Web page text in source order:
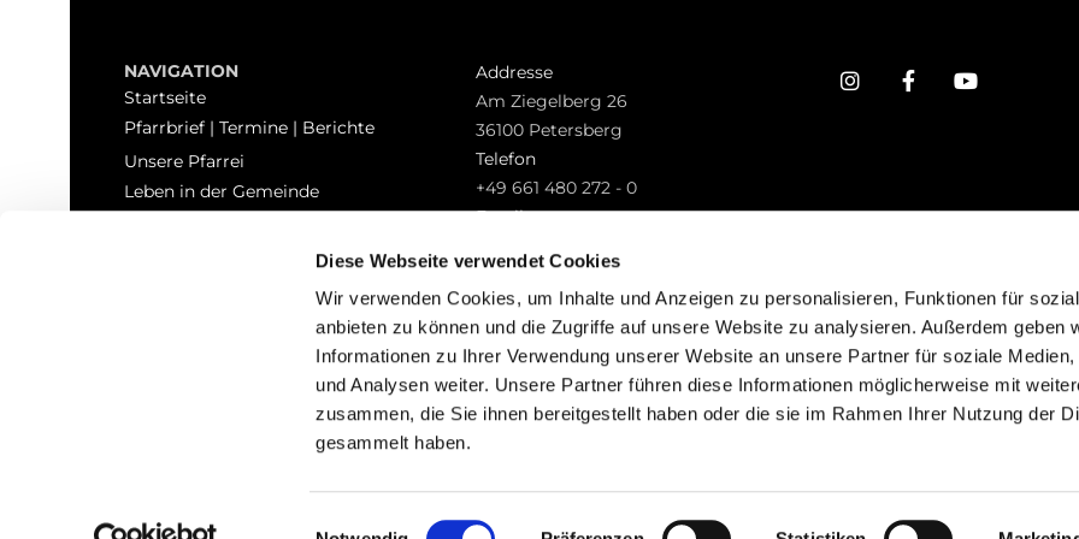
Diese Webseite verwendet Cookies
Wir verwenden Cookies, um Inhalte und Anzeigen zu personalisieren, Funktionen für
anbieten zu können und die Zugriffe auf unsere Website zu analysieren. Außerdem geben
Informationen zu Ihrer Verwendung unserer Website an unsere Partner für soziale Medien,
und Analysen weiter. Unsere Partner führen diese Informationen möglicherweise mit
zusammen, die Sie ihnen bereitgestellt haben oder die sie im Rahmen Ihrer Nutzung der
gesammelt haben.
Einwilligungsauswahl
NAVIGATION
Startseite
Pfarrbrief | Termine | Berichte
Unsere Pfarrei
Leben in der Gemeinde
Addresse
Am Ziegelberg 26
36100 Petersberg
Telefon
+49 661 480 272 - 0
Email
Impressum Datenschutzerklärung ChurchDesk-